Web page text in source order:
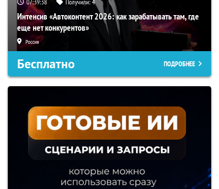
07:39:37 Получили:4
Интенсив «Автоконтент 2026: как зарабатывать там, где
еще нет конкурентов»
Россия
Бесплатно ПОДРОБНЕЕ